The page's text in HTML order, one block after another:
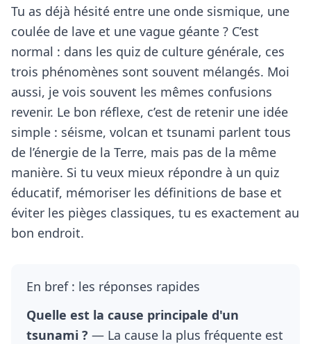
Tu as déjà hésité entre une onde sismique, une
coulée de lave et une vague géante ? C’est
normal : dans les quiz de culture générale, ces
trois phénomènes sont souvent mélangés. Moi
aussi, je vois souvent les mêmes confusions
revenir. Le bon réflexe, c’est de retenir une idée
simple : séisme, volcan et tsunami parlent tous
de l’énergie de la Terre, mais pas de la même
manière. Si tu veux mieux répondre à un quiz
éducatif, mémoriser les définitions de base et
éviter les pièges classiques, tu es exactement au
bon endroit.
En bref : les réponses rapides
Quelle est la cause principale d'un
tsunami ? — La cause la plus fréquente est